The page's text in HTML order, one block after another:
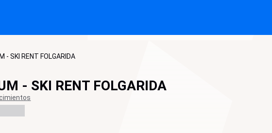
- SKI RENT FOLGARIDA
- SKI RENT FOLGARIDA